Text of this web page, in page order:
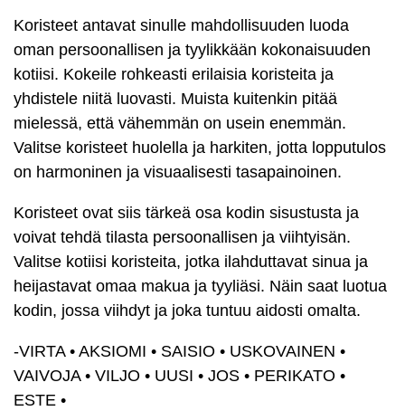
Koristeet antavat sinulle mahdollisuuden luoda
oman persoonallisen ja tyylikkään kokonaisuuden
kotiisi. Kokeile rohkeasti erilaisia koristeita ja
yhdistele niitä luovasti. Muista kuitenkin pitää
mielessä, että vähemmän on usein enemmän.
Valitse koristeet huolella ja harkiten, jotta lopputulos
on harmoninen ja visuaalisesti tasapainoinen.
Koristeet ovat siis tärkeä osa kodin sisustusta ja
voivat tehdä tilasta persoonallisen ja viihtyisän.
Valitse kotiisi koristeita, jotka ilahduttavat sinua ja
heijastavat omaa makua ja tyyliäsi. Näin saat luotua
kodin, jossa viihdyt ja joka tuntuu aidosti omalta.
-VIRTA• AKSIOMI • SAISIO • USKOVAINEN •
VAIVOJA• VILJO • UUSI • JOS • PERIKATO •
ESTE •